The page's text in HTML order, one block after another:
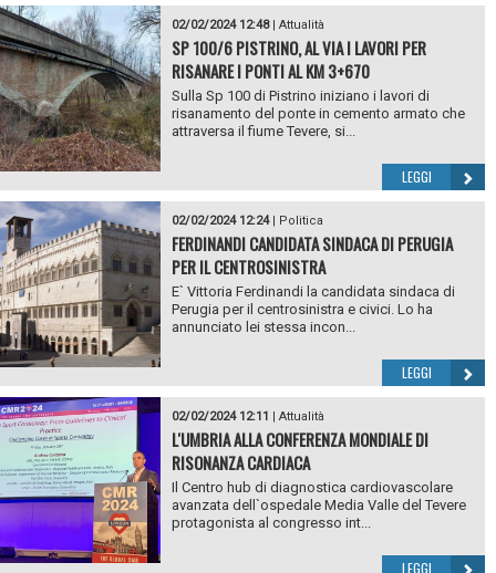
02/02/2024 12:48| Attualità
SP 100/6 PISTRINO, AL VIA I LAVORI PER
RISANARE I PONTI AL KM 3+670
Sulla Sp 100 di Pistrino iniziano i lavori di
risanamento del ponte in cemento armato che
attraversa il fiume Tevere, si...
LEGGI
02/02/2024 12:24| Politica
FERDINANDI CANDIDATA SINDACA DI PERUGIA
PER IL CENTROSINISTRA
E` Vittoria Ferdinandi la candidata sindaca di
Perugia per il centrosinistra e civici. Lo ha
annunciato lei stessa incon...
LEGGI
02/02/2024 12:11 | Attualità
L'UMBRIA ALLA CONFERENZA MONDIALE DI
RISONANZA CARDIACA
Il Centro hub di diagnostica cardiovascolare
avanzata dell`ospedale Media Valle del Tevere
protagonista al congresso int...
LEGGI